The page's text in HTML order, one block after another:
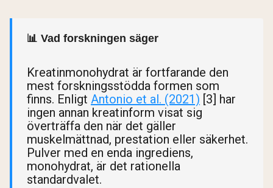
📊 Vad forskningen säger
Kreatinmonohydrat är fortfarande den
mest forskningsstödda formen som
finns. Enligt Antonio et al. (2021) [3] har
ingen annan kreatinform visat sig
överträffa den när det gäller
muskelmättnad, prestation eller säkerhet.
Pulver med en enda ingrediens,
monohydrat, är det rationella
standardvalet.